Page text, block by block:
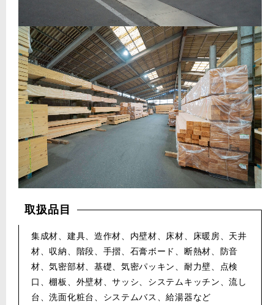
取扱品目
集成材、建具、造作材、内壁材、床材、床暖房、天井
材、収納、階段、手摺、石膏ボード、断熱材、防音
材、気密部材、基礎、気密パッキン、耐力壁、点検
口、棚板、外壁材、サッシ、システムキッチン、流し
台、洗面化粧台、システムバス、給湯器など